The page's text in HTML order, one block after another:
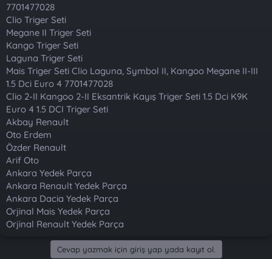
n
i
7701477028
Clio Triger Seti
Megane II Triger Seti
Kango Triger Seti
Laguna Triger Seti
Mais Triger Seti Clio Laguna, Symbol II, Kangoo Megane II-III
1.5 Dci Euro 4 7701477028
Clio 2-II Kangoo 2-II Eksantrik Kayış Triger Seti 1.5 Dci K9K
Euro 4 1.5 DCI Triger Seti
Akbay Renault
Oto Erdem
Özder Renault
Arif Oto
Ankara Yedek Parça
Ankara Renault Yedek Parça
Ankara Dacia Yedek Parça
Orjinal Mais Yedek Parça
Orjinal Renault Yedek Parça
Cevap yazmak için giriş yap yada kayıt ol.